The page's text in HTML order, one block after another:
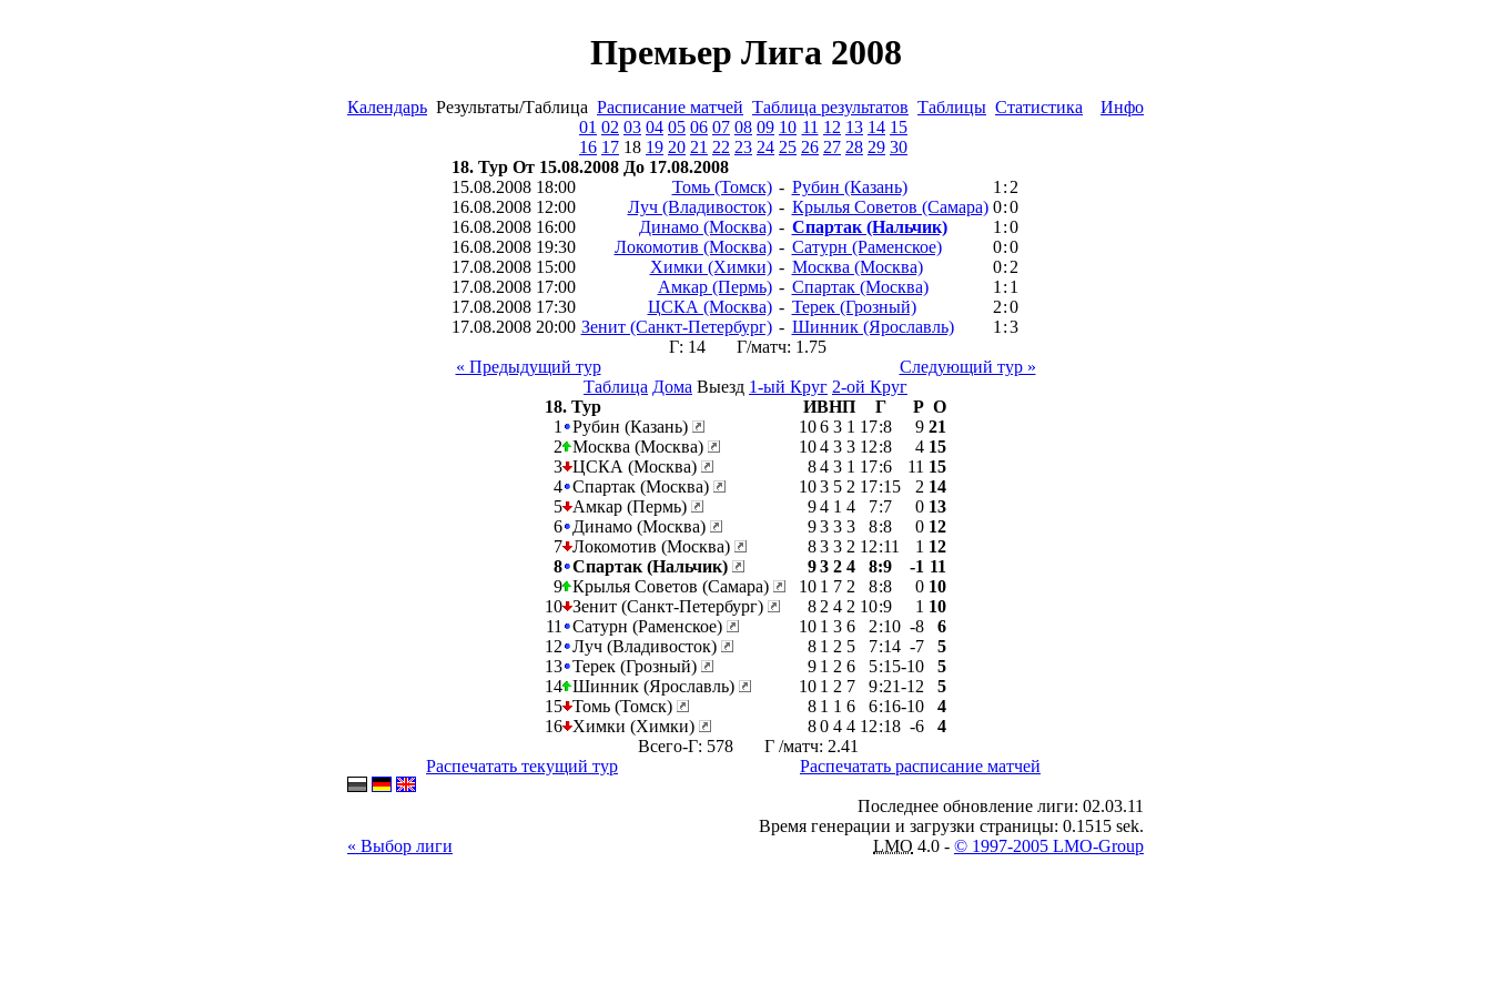
Премьер Лига 2008
Календарь Результаты/Таблица Расписание матчей Таблица результатов Таблицы Статистика
Инфо
01 02 03 04 05 06 07 08 09 10 11 12 13 14 15
16 17 18 19 20 21 22 23 24 25 26 27 28 29 30
18. Тур От 15.08.2008 До 17.08.2008
15.08.2008 18:00
Томь (Томск) - Рубин (Казань) 1 : 2
16.08.2008 12:00
Луч (Владивосток) - Крылья Советов (Самара) 0:0
16.08.2008 16:00
Динамо (Москва) - Спартак (Нальчик) 1 :0
16.08.2008 19:30
Локомотив (Москва) - Сатурн (Раменское) 0:0
17.08.2008 15:00
Химки (Химки) - Москва (Москва) 0: 2
17.08.2008 17:00
Амкар (Пермь) - Спартак (Москва) 1 : 1
17.08.2008 17:30
ЦСКА (Москва) - Терек (Грозный) 2:0
17.08.2008 20:00 Зенит (Санкт-Петербург) - Шинник (Ярославль) 1 :3
Г: 14 Г/матч: 1.75
« Предыдущий тур
Следующий тур »
Таблица Дома Выезд 1-ый Круг 2-ой Круг
18. Тур
ИВНП Г Р О
1
Рубин (Казань) 106 3 1 17:8 9 21
2 Москва (Москва) 104 3 3 12:8 4 15
3 ЦСКА (Москва) 84 3 1 17:6 11 15
4 Спартак (Москва) 103 5 2 17:15 2 14
5 Амкар (Пермь) 94 1 4 7:7 0 13
6 Динамо (Москва) 93 3 3 8:8 0 12
7 Локомотив (Москва) 83 3 2 12:11 1 12
8 Спартак (Нальчик) 93 2 4 8:9 -1 11
9 Крылья Советов (Самара) 10 1 7 2 8:8 0 10
10 Зенит (Санкт-Петербург) 8 2 4 2 10:9 1 10
11
Сатурн (Раменское) 10 1 3 6 2:10 -8
6
12 Луч (Владивосток) 8 1 2 5 7:14 -7
5
13 Терек (Грозный) 9 1 2 6 5:15-10
5
14 Шинник (Ярославль) 10 1 2 7 9:21-12
5
15 Томь (Томск) 8 1 1 6 6:16-10
4
16 Химки (Химки) 80 4 4 12:18 -6
4
Всего-Г: 578 Г /матч: 2.41
Распечатать текущий тур
Распечатать расписание матчей
« Выбор лиги
Последнее обновление лиги: 02.03.11
Время генерации и загрузки страницы: 0.1515 sek.
LMO 4.0 - © 1997-2005 LMO-Group